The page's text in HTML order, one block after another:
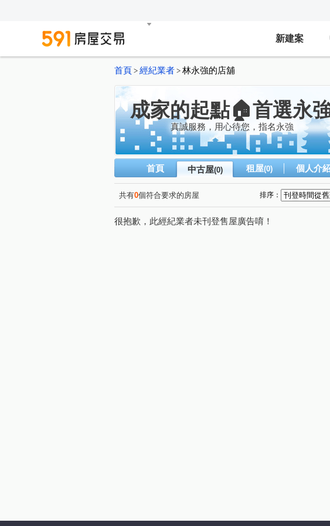
新建案
首頁 > 經紀業者 > 林永強的店舖
成家的起點🏠首選永
真誠服務，用心待您，指名永強
首頁 中古屋(0) 租屋(0) 個人介
共有0個符合要求的房屋 排序：
很抱歉，此經紀業者未刊登售屋廣告唷！